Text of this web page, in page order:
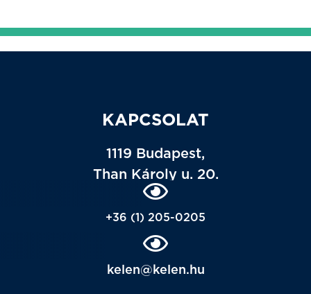
KAPCSOLAT
1119 Budapest,
Than Károly u. 20.
+36 (1) 205-0205
kelen@kelen.hu